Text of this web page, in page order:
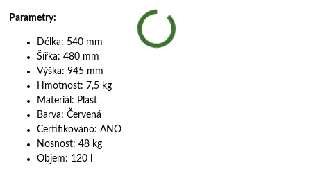
Parametry:
Délka: 540 mm
Šířka: 480 mm
Výška: 945 mm
Hmotnost: 7,5 kg
Materiál: Plast
Barva: Červená
Certifikováno: ANO
Nosnost: 48 kg
Objem: 120 l